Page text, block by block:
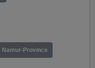
Namur-Province